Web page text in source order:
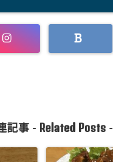
記事 - Related Posts-